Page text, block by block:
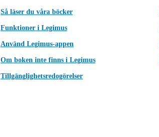
Så läser du våra böcker
Funktioner i Legimus
Använd Legimus-appen
Om boken inte finns i Legimus
Tillgänglighetsredogörelser